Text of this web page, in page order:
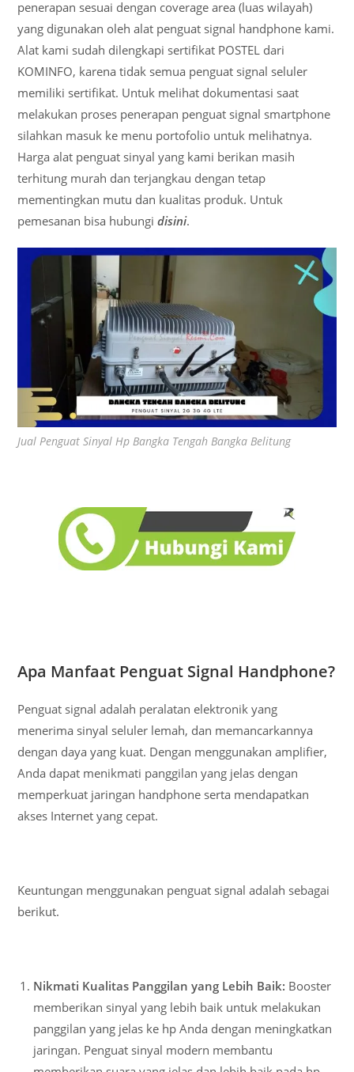
penerapan sesuai dengan coverage area (luas wilayah)
yang digunakan oleh alat penguat signal handphone kami.
Alat kami sudah dilengkapi sertifikat POSTEL dari
KOMINFO, karena tidak semua penguat signal seluler
memiliki sertifikat. Untuk melihat dokumentasi saat
melakukan proses penerapan penguat signal smartphone
silahkan masuk ke menu portofolio untuk melihatnya.
Harga alat penguat sinyal yang kami berikan masih
terhitung murah dan terjangkau dengan tetap
mementingkan mutu dan kualitas produk. Untuk
pemesanan bisa hubungidisini.
Jual Penguat Sinyal Hp Bangka Tengah Bangka Belitung
Apa Manfaat Penguat Signal Handphone?
Penguat signal adalah peralatan elektronik yang
menerima sinyal seluler lemah, dan memancarkannya
dengan daya yang kuat. Dengan menggunakan amplifier,
Anda dapat menikmati panggilan yang jelas dengan
memperkuat jaringan handphone serta mendapatkan
akses Internet yang cepat.
Keuntungan menggunakan penguat signal adalah sebagai
berikut.
Nikmati Kualitas Panggilan yang Lebih Baik: Booster
memberikan sinyal yang lebih baik untuk melakukan
panggilan yang jelas ke hp Anda dengan meningkatkan
jaringan. Penguat sinyal modern membantu